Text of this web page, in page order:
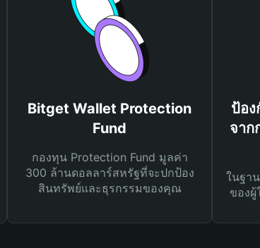
Bitget Wallet Protection
Fund
กองทุน Protection Fund มูลค่า
300 ล้านดอลลาร์สหรัฐที่จะปกป้อง
สินทรัพย์และธุรกรรมของคุณ
ป้อง
จาก
ในฐา
ของ